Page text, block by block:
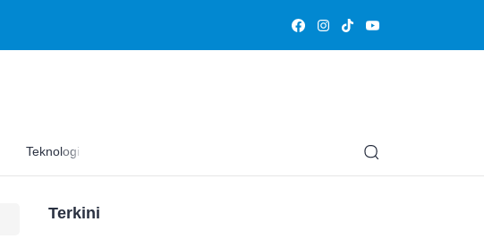
Teknologi Edukasi
Terkini